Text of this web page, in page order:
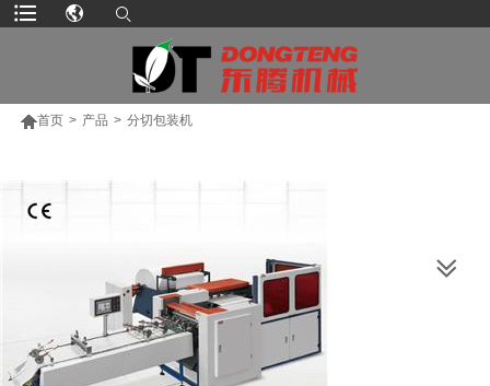
首页 > 产品 > 分切包装机